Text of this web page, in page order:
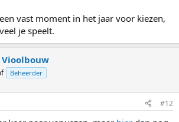
vast moment in het jaar voor kiezen,
je speelt.
Beheerder
#12